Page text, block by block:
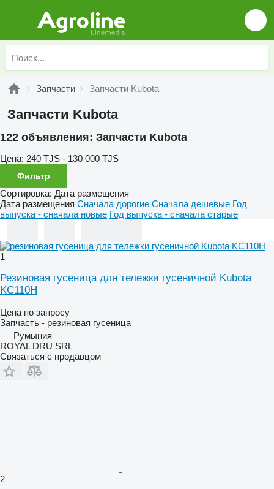
Запчасти Запчасти Kubota
Запчасти Kubota
122 объявления: Запчасти Kubota
Цена: 240 TJS - 130 000 TJS
Фильтр
Сортировка: Дата размещения
Дата размещения Сначала дорогие Сначала дешевые Год
выпуска - сначала новые Год выпуска - сначала старые
1
Резиновая гусеница для тележки гусеничной Kubota
KC110H
Цена по запросу
Запчасть - резиновая гусеница
Румыния
ROYAL DRU SRL
Связаться с продавцом
2